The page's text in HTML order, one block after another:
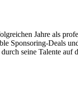
Jahre als
Sponsoring-Deals
seine Talente